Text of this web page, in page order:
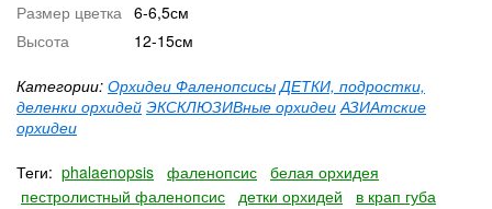
Размер цветка 6-6,5см
Высота
12-15см
Категории: Орхидеи Фаленопсисы ДЕТКИ, подростки,
деленки орхидей ЭКСКЛЮЗИВные орхидеи АЗИАтские
орхидеи
Теги: phalaenopsis фаленопсис белая орхидея
пестролистный фаленопсис детки орхидей в крап губа